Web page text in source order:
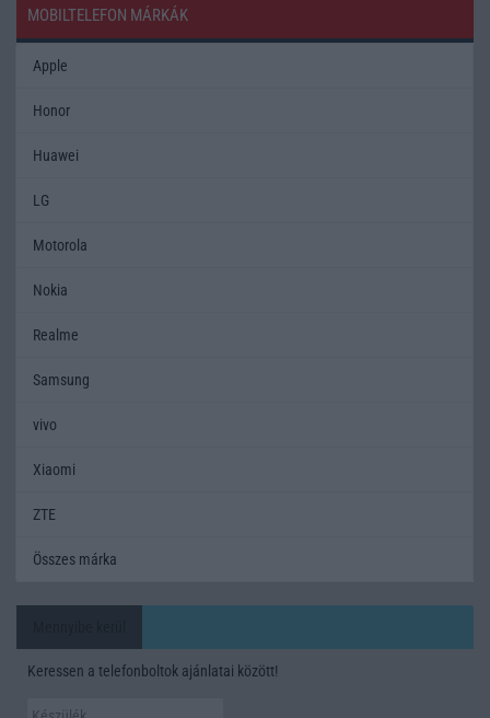
MOBILTELEFON MÁRKÁK
Apple
Honor
Huawei
LG
Motorola
Nokia
Realme
Samsung
vivo
Xiaomi
ZTE
Összes márka
Keressen a telefonboltok ajánlatai között!